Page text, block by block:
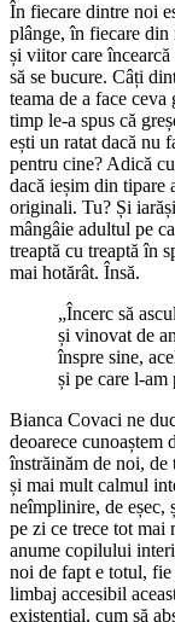
În fiecare dintre noi
plânge, în fiecare din
și viitor care încearcă
să se bucure. Câți
teama de a face
timp le-a spus că
ești un ratat dacă nu
pentru cine? Adică
dacă ieșim din tipare
originali. Tu? Și
mângâie adultul pe
treaptă cu treaptă în
mai hotărât. Însă.
„Încerc să
și vinovat de
înspre sine,
și pe care l-am
Bianca Covaci ne
deoarece cunoaștem
înstrăinăm de noi,
și mai mult calmul
neîmplinire, de eșec,
pe zi ce trece tot mai
anume copilului
noi de fapt e totul,
limbaj accesibil
existențial, cum să